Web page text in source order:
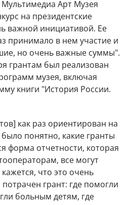
Арт Музея
на президентские
важной инициативой. Ее
принимало в нем участие и
но очень важные суммы".
грантам был реализован
музея, включая
книги "История России.
как раз ориентирован на
понятно, какие гранты
форма отчетности, которая
все могут
что это очень
грант: где помогли
больным детям, где